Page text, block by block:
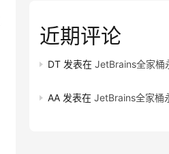
近期评论
DT 发表在 JetBrains全家桶
AA 发表在 JetBrains全家桶